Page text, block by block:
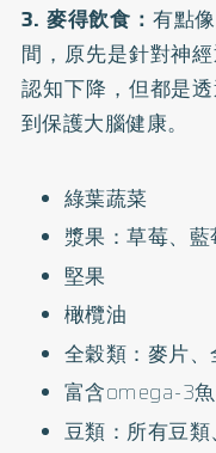
3. 麥得飲食： 有點
間，原先是針對神
認知下降，但都是
到保護大腦健康。
綠葉蔬菜
漿果：草莓、
堅果
橄欖油
全穀類：麥片
富含omega-3
豆類：所有豆